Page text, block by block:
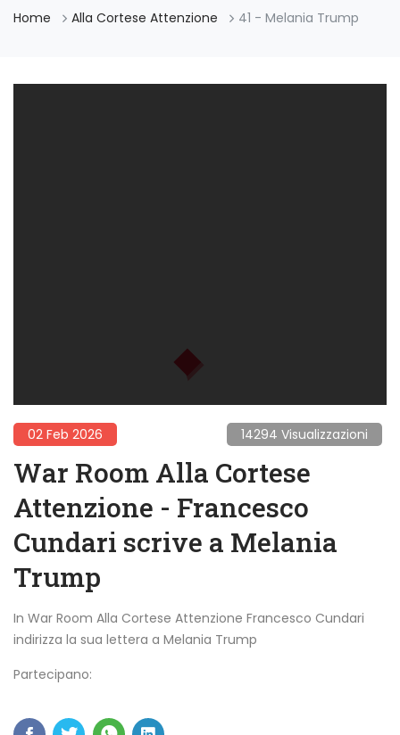
Home Alla Cortese Attenzione 41 - Melania Trump
02 Feb 2026 14294 Visualizzazioni
War Room Alla Cortese
Attenzione - Francesco
Cundari scrive a Melania
Trump
In War Room Alla Cortese Attenzione Francesco Cundari
indirizza la sua lettera a Melania Trump
Partecipano: